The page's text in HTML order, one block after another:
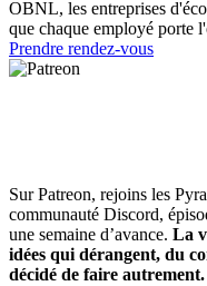
OBNL, les entreprises
que chaque employé porte
Prendre rendez-vous
Sur Patreon, rejoins les
communauté Discord,
une semaine d’avance. La
idées qui dérangent, du
décidé de faire autrement.